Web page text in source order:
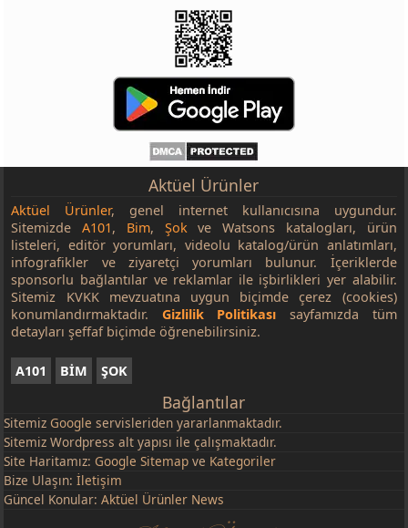
Aktüel Ürünler
Aktüel Ürünler, genel internet kullanıcısına uygundur.
SitemizdeA101, Bim, Şokve Watsons katalogları, ürün
listeleri, editör yorumları, videolu katalog/ürün anlatımları,
infografikler ve ziyaretçi yorumları bulunur. İçeriklerde
sponsorlu bağlantılar ve reklamlar ile işbirlikleri yer alabilir.
Sitemiz KVKK mevzuatına uygun biçimde çerez (cookies)
konumlandırmaktadır. Gizlilik Politikası sayfamızda tüm
detayları şeffaf biçimde öğrenebilirsiniz.
A101 BİM ŞOK
Bağlantılar
Sitemiz Google servisleriden yararlanmaktadır.
Sitemiz Wordpress alt yapısı ile çalışmaktadır.
Site Haritamız: Google Sitemap ve Kategoriler
Bize Ulaşın:İletişim
Güncel Konular:Aktüel Ürünler News